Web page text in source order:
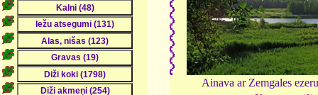
Ainava ar Zemgales